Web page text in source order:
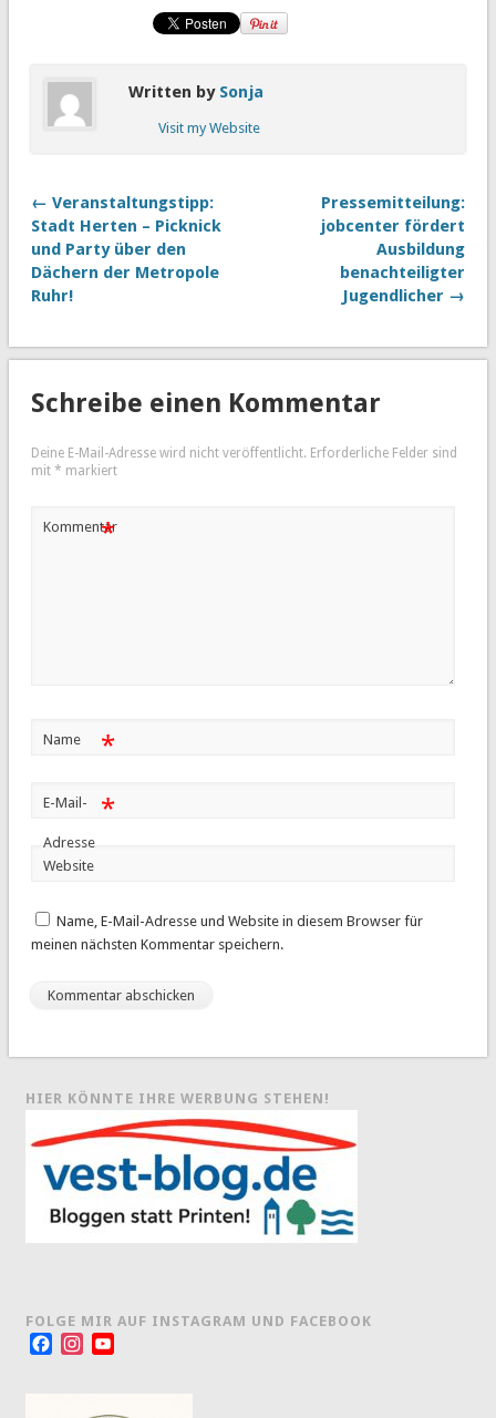
Written by Sonja
Visit my Website
← Veranstaltungstipp:
Stadt Herten – Picknick
und Party über den
Dächern der Metropole
Ruhr!
Pressemitteilung:
jobcenter fördert
Ausbildung
benachteiligter
Jugendlicher →
Schreibe einen Kommentar
Deine E-Mail-Adresse wird nicht veröffentlicht. Erforderliche Felder sind
mit * markiert
Kommentar
*
Name *
E-Mail-
Adresse
*
Website
Name, E-Mail-Adresse und Website in diesem Browser für
meinen nächsten Kommentar speichern.
HIER KÖNNTE IHRE WERBUNG STEHEN!
FOLGE MIR AUF INSTAGRAM UND FACEBOOK
FacebookInstagram